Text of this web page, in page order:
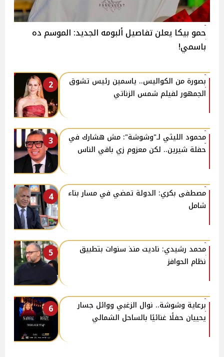
حمو بيكا يعلن تفاصيل ألبومه الجديد: الموسم ده
باسمي!
2
بصورة من الكواليس.. ياسمين رئيس تشوق
الجمهور لفيلم شمس الزناتي
3
محمود الليثي لـ"وشوشة": مش هشارك في
حفلة شيرين.. لكن معزوم زي باقي الناس
4
مصطفى بكري: الدولة تمضي في مسار بناء
شامل
5
محمد رشيدي: ناديت منذ سنوات بتطبيق
نظام الحوافز
6
برعاية وشوشة.. نوال الزغبي ووائل جسار
يحييان حفلًا غنائيًا بالساحل الشمالي